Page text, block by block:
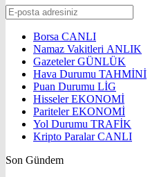
Borsa CANLI
Namaz Vakitleri ANLIK
GazetelerGÜNLÜK
Hava Durumu TAHMİNİ
Puan Durumu LİG
HisselerEKONOMİ
ParitelerEKONOMİ
Yol Durumu TRAFİK
Kripto ParalarCANLI
Son Gündem